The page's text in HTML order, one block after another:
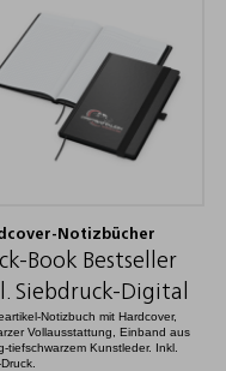
Notizbücher
Book Bestseller
Siebdruck-Digital
Notizbuch mit Hardcover,
Vollausstattung, Einband aus
tiefschwarzem Kunstleder. Inkl.